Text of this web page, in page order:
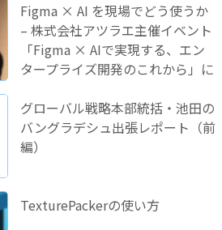
Figma × AI を現場でどう使うか
– 株式会社アツラエ主催イベント
「Figma × AIで実現する、エン
タープライズ開発のこれから」に
グローバル戦略本部統括・池田の
バングラデシュ出張レポート（前
編）
TexturePackerの使い方